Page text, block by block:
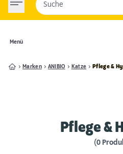
Menü
Suche
Marken ANIBIO Katze Pflege &
Pflege &
(0